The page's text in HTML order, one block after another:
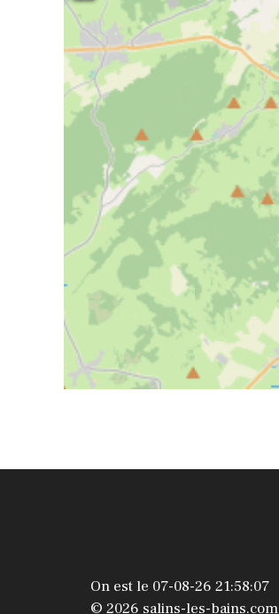
On est le 07-08-26 21:58:07
© 2026 salins-les-bains.com